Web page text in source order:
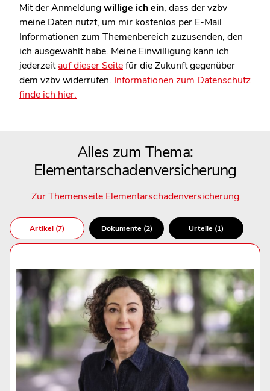
Mit der Anmeldungwillige ich ein, dass der vzbv
meine Daten nutzt, um mir kostenlos per E-Mail
Informationen zum Themenbereich zuzusenden, den
ich ausgewählt habe. Meine Einwilligung kann ich
jederzeitauf dieser Seitefür die Zukunft gegenüber
dem vzbv widerrufen. Informationen zum Datenschutz
finde ich hier.
Alles zum Thema:
Elementarschadenversicherung
Zur Themenseite Elementarschadenversicherung
Artikel (7) Dokumente (2) Urteile (1)